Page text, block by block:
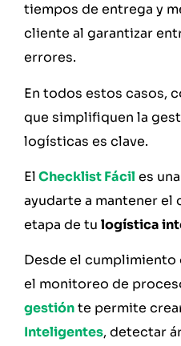
tiempos de entrega y
cliente al garantizar
errores.
En todos estos casos,
que simplifiquen la
logísticas es clave.
ElChecklist Fácil es
ayudarte a mantener el
etapa de tu logística
Desde el cumplimiento
el monitoreo de
gestiónte permite
Inteligentes, detectar